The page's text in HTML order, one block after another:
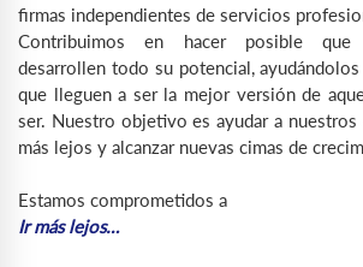
firmas independientes de servicios
Contribuimos en hacer posible que
desarrollen todo su potencial,
que lleguen a ser la mejor versión de
ser. Nuestro objetivo es ayudar a nuestros
más lejos y alcanzar nuevas cimas de
Estamos comprometidos a
Ir más lejos…